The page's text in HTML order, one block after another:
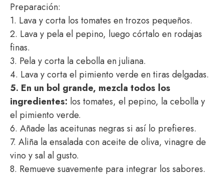
Preparación:
1. Lava y corta los tomates en trozos pequeños.
2. Lava y pela el pepino, luego córtalo en rodajas
finas.
3. Pela y corta la cebolla en juliana.
4. Lava y corta el pimiento verde en tiras delgadas.
5. En un bol grande, mezcla todos los
ingredientes: los tomates, el pepino, la cebolla y
el pimiento verde.
6. Añade las aceitunas negras si así lo prefieres.
7. Aliña la ensalada con aceite de oliva, vinagre de
vino y sal al gusto.
8. Remueve suavemente para integrar los sabores.